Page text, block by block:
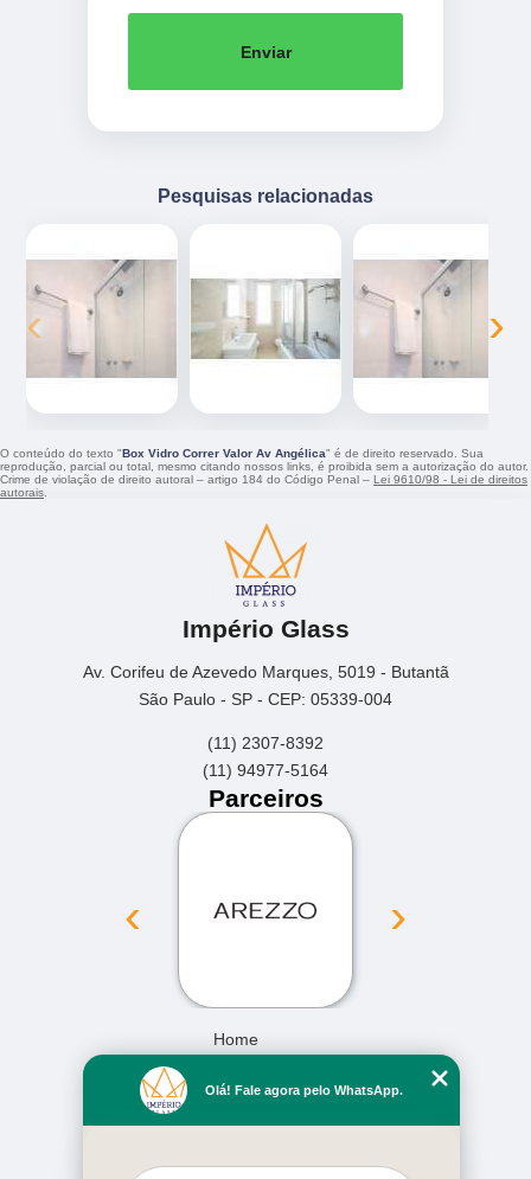
Enviar
Pesquisas relacionadas
‹ ›
O conteúdo do texto "Box Vidro Correr Valor Av Angélica" é de direito reservado. Sua
reprodução, parcial ou total, mesmo citando nossos links, é proibida sem a autorização do autor.
Crime de violação de direito autoral – artigo 184 do Código Penal – Lei 9610/98 - Lei de direitos
autorais
Império Glass
Av. Corifeu de Azevedo Marques, 5019 - Butantã
São Paulo - SP - CEP: 05339-004
(11) 2307-8392
(11) 94977-5164
Parceiros
‹ ›
Home
Missão
Olá! Fale agora pelo WhatsApp.